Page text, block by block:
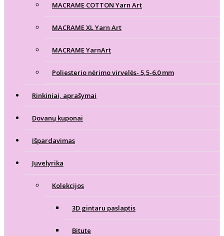
MACRAME COTTON Yarn Art
MACRAME XL Yarn Art
MACRAME YarnArt
Poliesterio nėrimo virvelės- 5,5-6.0 mm
Rinkiniai, aprašymai
Dovanų kuponai
Išpardavimas
Juvelyrika
Kolekcijos
3D gintaru paslaptis
Bitute